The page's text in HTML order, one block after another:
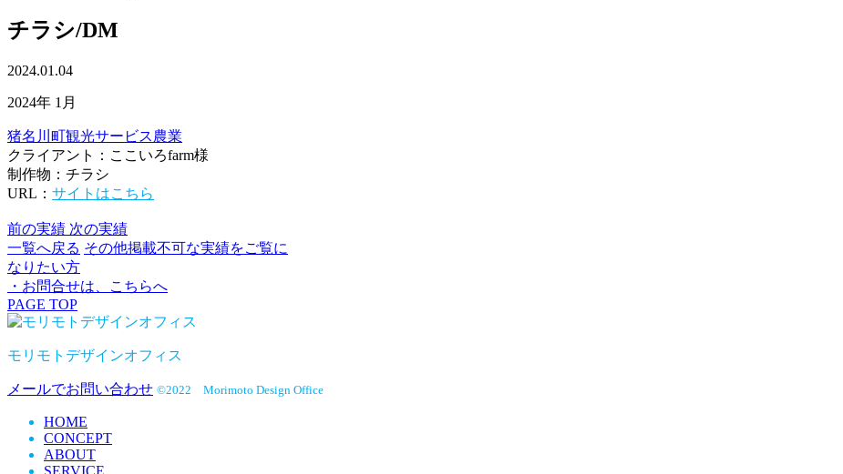
チラシ/DM
2024.01.04
2024年 1月
猪名川町観光サービス農業
クライアント：ここいろfarm様
制作物：チラシ
URL： サイトはこちら
前の実績 次の実績
一覧へ戻る その他掲載不可な実績をご覧に
なりたい方
・お問合せは、こちらへ
PAGE TOP
モリモトデザインオフィス
メールでお問い合わせ ©2022 Morimoto Design Office
HOME
CONCEPT
ABOUT
SERVICE